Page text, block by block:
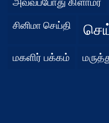
சினிமா செய்தி
மகளிர் பக்கம்